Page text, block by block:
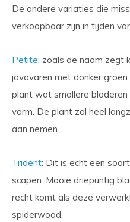
De andere variaties die
verkoopbaar zijn in tijden
Petite: zoals de naam zegt
javavaren met donker
plant wat smallere
vorm. De plant zal heel
aan nemen.
Trident: Dit is echt een
scapen. Mooie driepuntig
recht komt als deze
spiderwood.